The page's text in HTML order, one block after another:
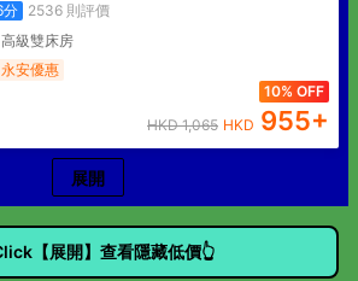
分 2536則評價
高級雙床房
永安優惠
10% OFF
HKD1,065 HKD 955+
展開
【展開】查看隱藏低價👆